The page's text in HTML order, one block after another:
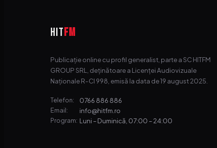
HIT FM
Publicație online cu profil generalist, parte a SC HITFM
GROUP SRL, deținătoare a Licenței Audiovizuale
Naționale R-CI 998, emisă la data de 19 august 2025.
Telefon: 0766 886 886
Email: info@hitfm.ro
Program: Luni – Duminică, 07:00 – 24:00